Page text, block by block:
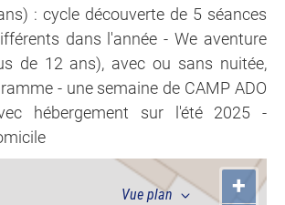
: cycle découverte de 5 séances
dans l'année - We aventure
de 12 ans), avec ou sans nuitée,
- une semaine de CAMP ADO
hébergement sur l'été 2025 -
+